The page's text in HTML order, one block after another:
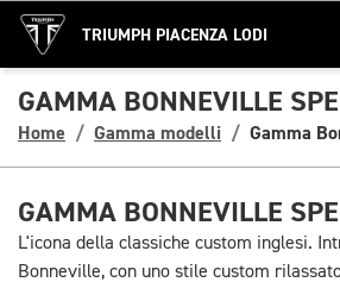
TRIUMPH PIACENZA LODI
GAMMA BONNEVILLE
Home Gamma modelli Gamma
GAMMA BONNEVILLE
L'icona della classiche custom inglesi.
Bonneville, con uno stile custom